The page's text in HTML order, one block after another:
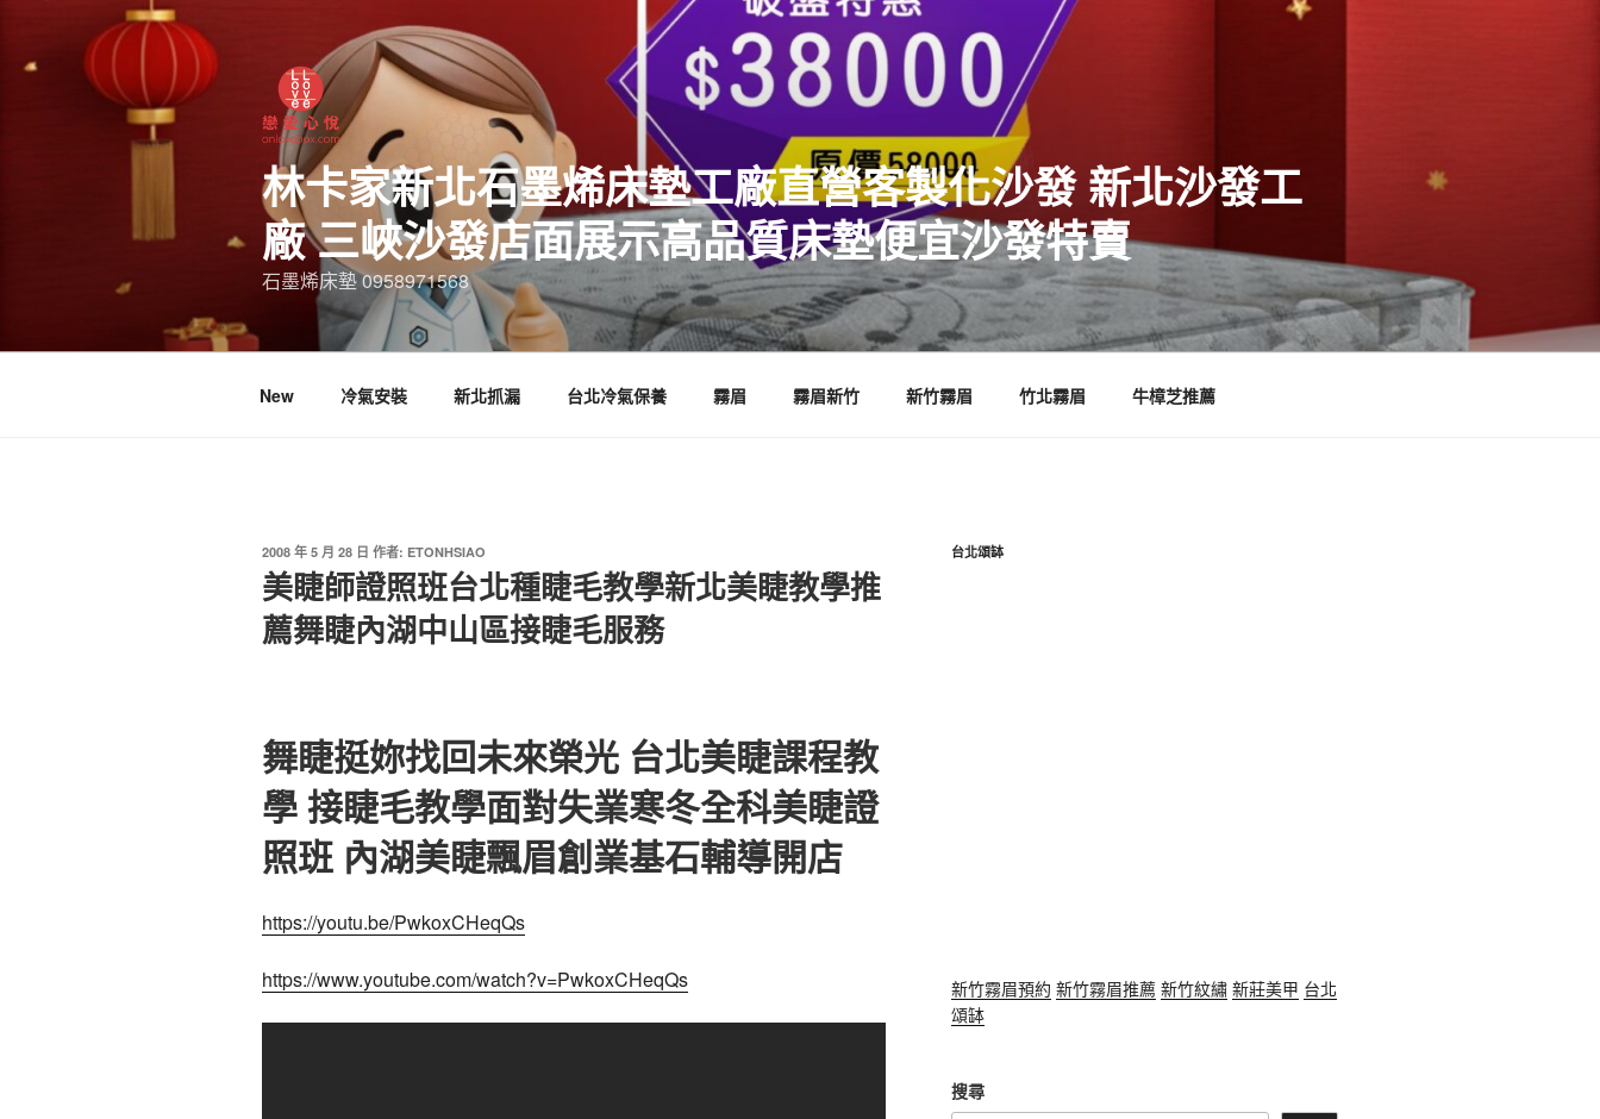
林卡家新北石墨烯床墊工廠直營客製化沙發 新北沙發工
廠 三峽沙發店面展示高品質床墊便宜沙發特賣
石墨烯床墊 0958971568
New 冷氣安裝 新北抓漏 台北冷氣保養 霧眉 霧眉新竹 新竹霧眉 竹北霧眉 牛樟芝推薦
2008 年 5 月 28 日 作者: ETONHSIAO
美睫師證照班台北種睫毛教學新北美睫教學推
薦舞睫內湖中山區接睫毛服務
舞睫挺妳找回未來榮光 台北美睫課程教
學 接睫毛教學面對失業寒冬全科美睫證
照班 內湖美睫飄眉創業基石輔導開店
https://youtu.be/PwkoxCHeqQs
https://www.youtube.com/watch?v=PwkoxCHeqQs
台北頌缽
新竹霧眉預約 新竹霧眉推薦 新竹紋繡 新莊美甲 台北
頌缽
搜尋